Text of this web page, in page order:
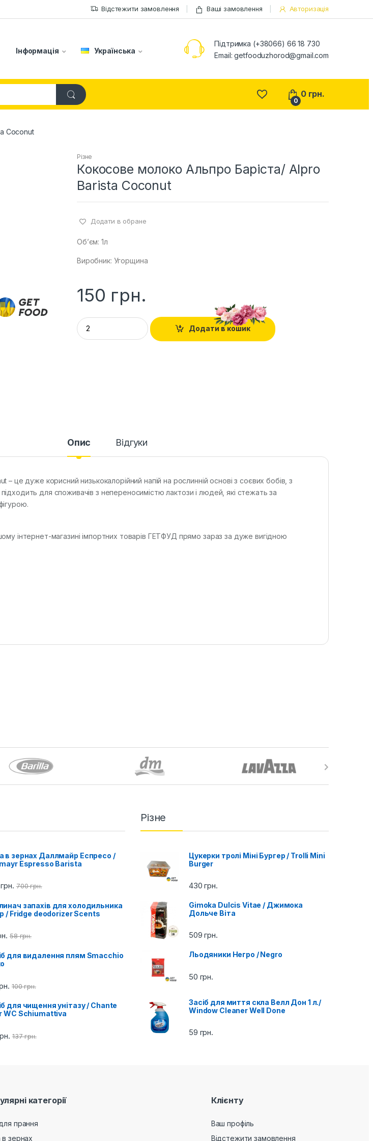
Відстежити замовлення Ваші замовлення Авторизація
Інформація Українська
Підтримка (+38066) 66 18 730
Email:getfooduzhorod@gmail.com
0
0 грн.
Coconut
Різне
Кокосове молоко Альпро Баріста/ Alpro
Barista Coconut
Додати в обране
Об’єм: 1л
Виробник: Угорщина
150 грн.
Q
u
a
Додати в кошик
Опис Відгуки
– це дуже корисний низькокалорійний напій на рослинній основі з соєвих бобів, з
для споживачів з непереносимістю лактози і людей, які стежать за
інтернет-магазині імпортних товарів ГЕТФУД прямо зараз за дуже вигідною
в зернах Даллмайр Еспресо /
Espresso Barista
грн. 700грн.
запахів для холодильника
/ Fridge deodorizer Scents
58грн.
для видалення плям Smacchio
100грн.
для чищення унітазу / Chante
WC Schiumattiva
137грн.
Різне
Цукерки тролі Міні Бургер / Trolli Mini
Burger
430грн.
Gimoka Dulcis Vitae / Джимока
Дольче Віта
509грн.
Льодяники Негро / Negro
50 грн.
Засіб для миття скла Велл Дон 1 л./
Window Cleaner Well Done
59 грн.
категорії
прання
в зернах
Клієнту
Ваш профіль
Відстежити замовлення